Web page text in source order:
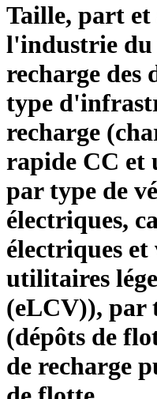
Taille, part et
l'industrie du
recharge des
type
recharge
rapide CC et
par type de
électriques,
électriques et
utilitaires
(eLCV)), par
(dépôts de
de recharge